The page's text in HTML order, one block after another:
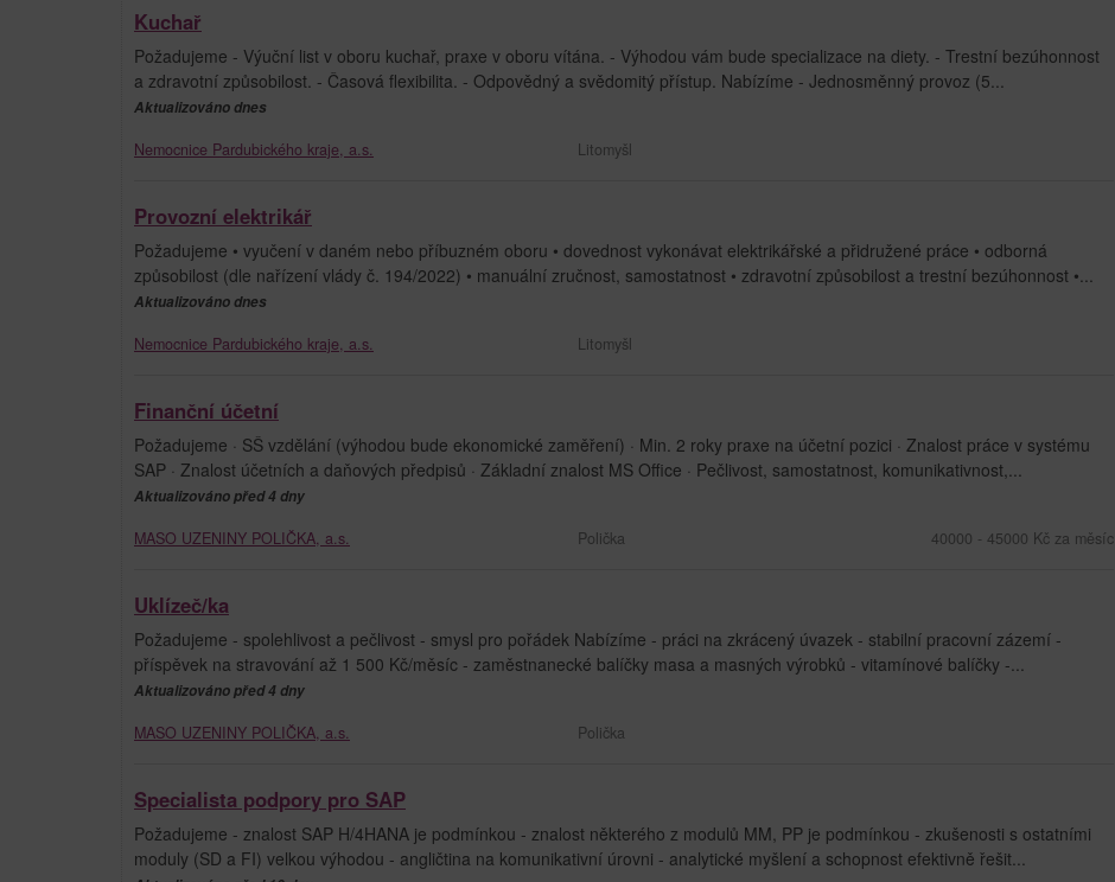
Kuchař
Požadujeme - Výuční list v oboru kuchař, praxe v oboru vítána. - Výhodou vám bude specializace na diety. - Trestní bezúhonnost
a zdravotní způsobilost. - Časová flexibilita. - Odpovědný a svědomitý přístup. Nabízíme - Jednosměnný provoz (5...
Aktualizováno dnes
Nemocnice Pardubického kraje, a.s. Litomyšl
Provozní elektrikář
Požadujeme • vyučení v daném nebo příbuzném oboru • dovednost vykonávat elektrikářské a přidružené práce • odborná
způsobilost (dle nařízení vlády č. 194/2022) • manuální zručnost, samostatnost • zdravotní způsobilost a trestní bezúhonnost •...
Aktualizováno dnes
Nemocnice Pardubického kraje, a.s. Litomyšl
Finanční účetní
Požadujeme · SŠ vzdělání (výhodou bude ekonomické zaměření) · Min. 2 roky praxe na účetní pozici · Znalost práce v systému
SAP · Znalost účetních a daňových předpisů · Základní znalost MS Office · Pečlivost, samostatnost, komunikativnost,...
Aktualizováno před 4 dny
MASO UZENINY POLIČKA, a.s. Polička 40000 - 45000 Kč za měsíc
Uklízeč/ka
Požadujeme - spolehlivost a pečlivost - smysl pro pořádek Nabízíme - práci na zkrácený úvazek - stabilní pracovní zázemí -
příspěvek na stravování až 1 500 Kč/měsíc - zaměstnanecké balíčky masa a masných výrobků - vitamínové balíčky -...
Aktualizováno před 4 dny
MASO UZENINY POLIČKA, a.s. Polička
Specialista podpory pro SAP
Požadujeme - znalost SAP H/4HANA je podmínkou - znalost některého z modulů MM, PP je podmínkou - zkušenosti s ostatními
moduly (SD a FI) velkou výhodou - angličtina na komunikativní úrovni - analytické myšlení a schopnost efektivně řešit...